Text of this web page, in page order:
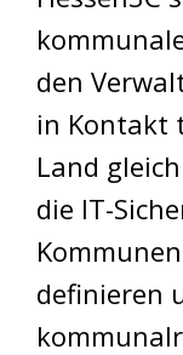
den
in Kontakt
Land
die IT-
definieren